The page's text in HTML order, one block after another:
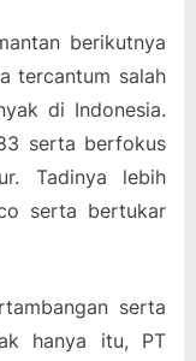
berikutnya
tercantum salah
di Indonesia.
serta berfokus
Tadinya lebih
serta bertukar
serta
hanya itu, PT